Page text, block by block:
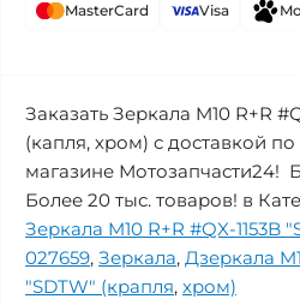
MasterCard Visa
Заказать Зеркала M10 R+R
(капля, хром) с доставкой
магазине Мотозапчасти24!
Более 20 тыс. товаров! в
Зеркала M10 R+R #QX-1153B
027659, Зеркала, Дзеркала
"SDTW" (крапля, хром)